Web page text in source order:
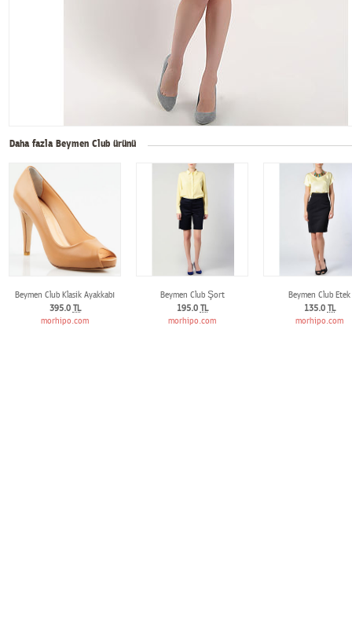
Daha fazla Beymen Club ürünü
Beymen Club Klasik Ayakkabı
395.0 TL
morhipo.com
Beymen Club Şort
195.0 TL
morhipo.com
Beymen Club Etek
135.0 TL
morhipo.com